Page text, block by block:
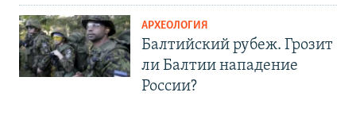
АРХЕОЛОГИЯ
Балтийский рубеж. Грозит
ли Балтии нападение
России?